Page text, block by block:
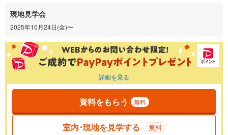
現地見学会
2025年10月24日(金)〜
詳細を見る
資料をもらう 無料
室内･現地を見学する 無料